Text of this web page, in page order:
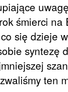
śmierci na
się dzieje
syntezę
ten